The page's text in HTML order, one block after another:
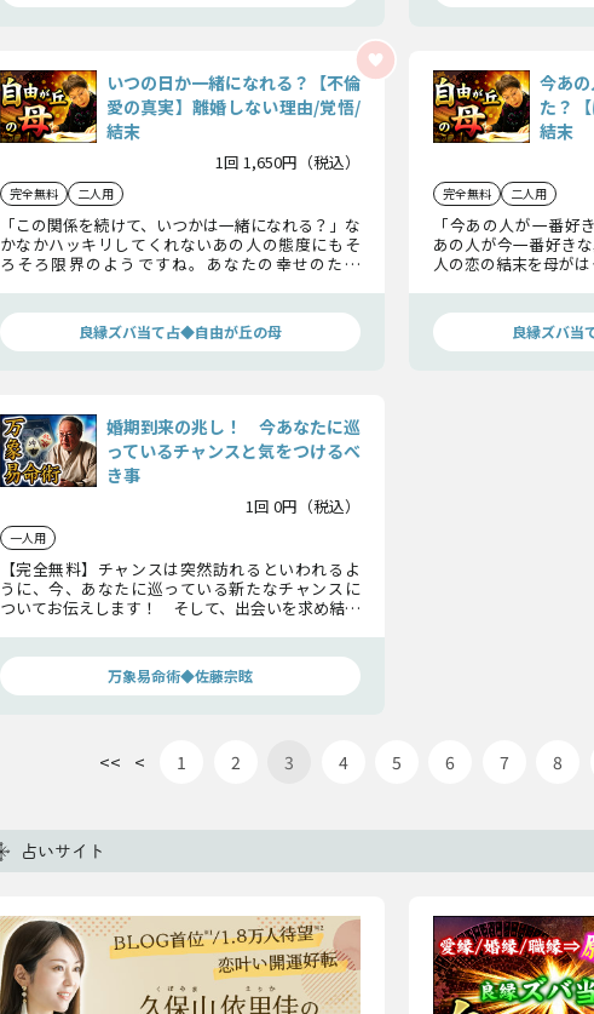
いつの日か一緒になれる？【不倫
愛の真実】離婚しない理由/覚悟/
結末
1回 1,650円（税込）
完全無料 二人用
「この関係を続けて、いつかは一緒になれる？」な
かなかハッキリしてくれないあの人の態度にもそ
ろそろ限界のようですね。あなたの幸せのため
良縁ズバ当て占◆自由が丘の母
今あ
た？
結末
完全無料 二人用
「今あの人が一番
あの人が今一番好き
人の恋の結末を母が
良縁ズバ当
婚期到来の兆し！ 今あなたに巡
っているチャンスと気をつけるべ
き事
1回 0円（税込）
一人用
【完全無料】チャンスは突然訪れるといわれるよ
うに、今、あなたに巡っている新たなチャンスに
ついてお伝えします！ そして、出会いを求め結婚
万象易命術◆佐藤宗眩
<< < 1 2 3 4 5 6 7 8
占いサイト